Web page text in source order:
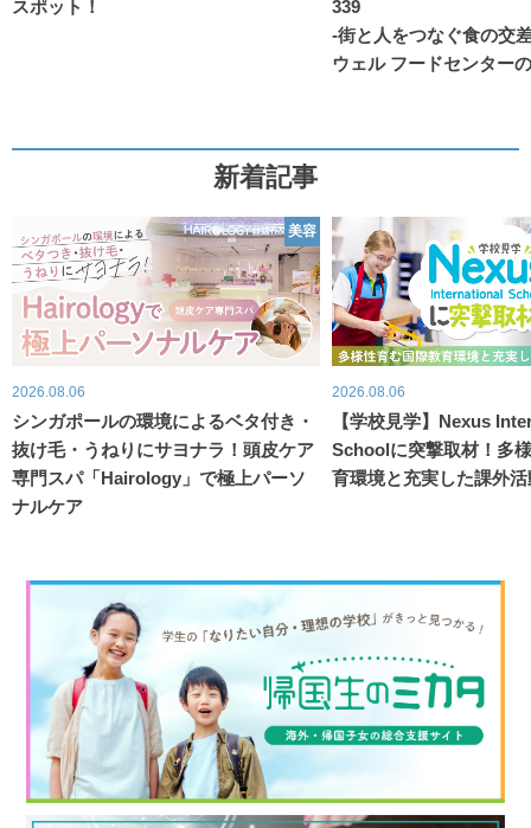
スポット！
339
-街と人をつなぐ食の交
ウェル フードセンター
新着記事
美容
2026.08.06
シンガポールの環境によるベタ付き・
抜け毛・うねりにサヨナラ！頭皮ケア
専門スパ「Hairology」で極上パーソ
ナルケア
2026.08.06
【学校見学】Nexus
Schoolに突撃取材！多
育環境と充実した課外